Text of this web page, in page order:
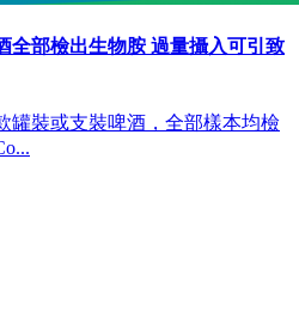
全部檢出生物胺 過量攝入可引致
罐裝或支裝啤酒，全部樣本均檢